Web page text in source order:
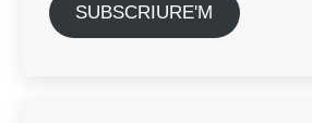
SUBSCRIURE'M